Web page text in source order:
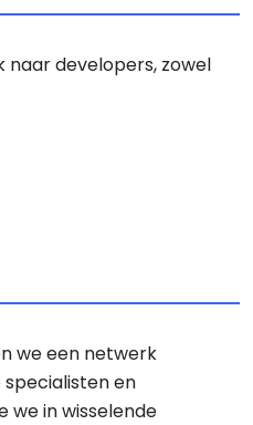
naar developers, zowel
we een netwerk
en
in wisselende